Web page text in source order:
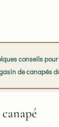
conseils
de canapés